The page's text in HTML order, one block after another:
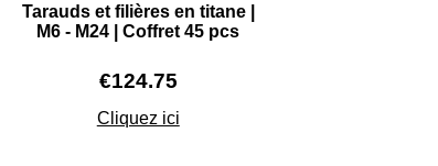
Tarauds et filières en titane |
M6 - M24 | Coffret 45 pcs
€124.75
Cliquez ici